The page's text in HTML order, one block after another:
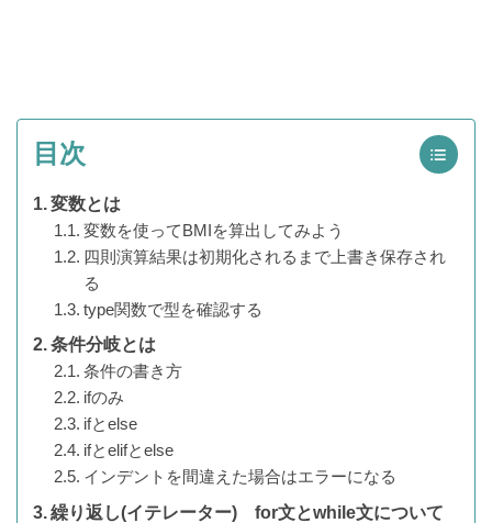
目次
変数とは
変数を使ってBMIを算出してみよう
四則演算結果は初期化されるまで上書き保存され
る
type関数で型を確認する
条件分岐とは
条件の書き方
ifのみ
ifとelse
ifとelifとelse
インデントを間違えた場合はエラーになる
繰り返し(イテレーター) for文とwhile文について